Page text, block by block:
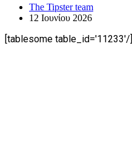
The Tipster team
12 Ιουνίου 2026
[tablesome table_id='11233'/]